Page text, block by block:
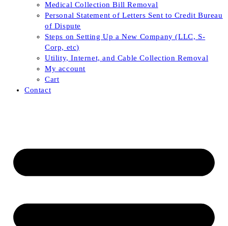
Medical Collection Bill Removal
Personal Statement of Letters Sent to Credit Bureau
of Dispute
Steps on Setting Up a New Company (LLC, S-
Corp, etc)
Utility, Internet, and Cable Collection Removal
My account
Cart
Contact